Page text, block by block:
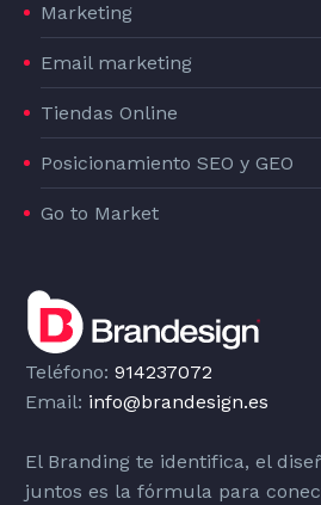
Marketing
Email marketing
Tiendas Online
Posicionamiento SEO y GEO
Go to Market
Teléfono: 914237072
Email: info@brandesign.es
El Branding te identifica, el
juntos es la fórmula para